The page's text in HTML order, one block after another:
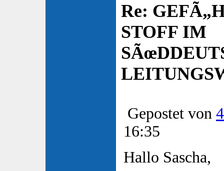
Re:
STOFF IM
Gepostet von
16:35
Hallo Sascha,